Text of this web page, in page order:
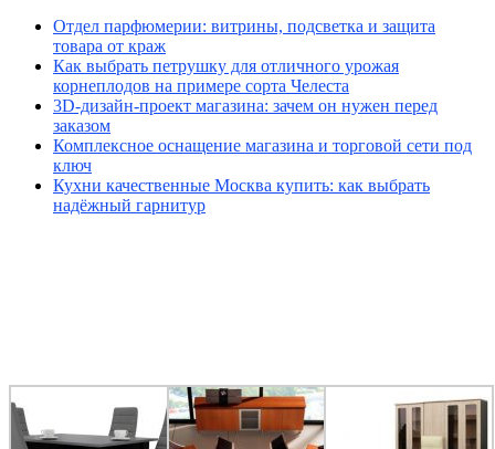
Отдел парфюмерии: витрины, подсветка и защита
товара от краж
Как выбрать петрушку для отличного урожая
корнеплодов на примере сорта Челеста
3D-дизайн-проект магазина: зачем он нужен перед
заказом
Комплексное оснащение магазина и торговой сети под
ключ
Кухни качественные Москва купить: как выбрать
надёжный гарнитур